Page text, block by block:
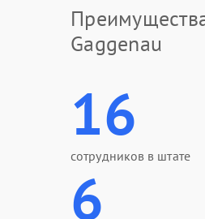
Gaggenau
16
сотрудников в штате
6